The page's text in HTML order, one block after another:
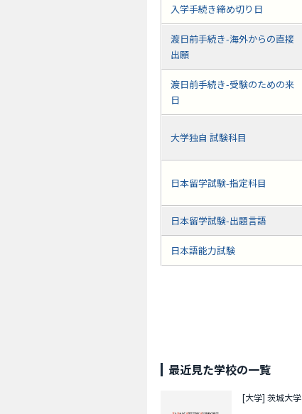
入学手続き締め切り日
渡日前手続き-海外からの直接
出願
渡日前手続き-受験のための来
日
大学独自 試験科目
日本留学試験-指定科目
日本留学試験-出題言語
日本語能力試験
最近見た学校の一覧
[大学] 茨城大学